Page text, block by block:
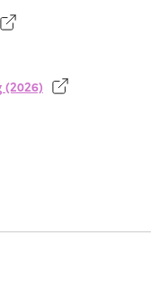
(2026)